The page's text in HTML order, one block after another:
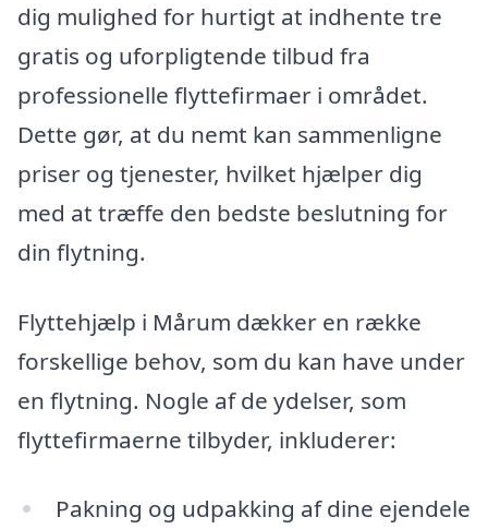
dig mulighed for hurtigt at indhente tre
gratis og uforpligtende tilbud fra
professionelle flyttefirmaer i området.
Dette gør, at du nemt kan sammenligne
priser og tjenester, hvilket hjælper dig
med at træffe den bedste beslutning for
din flytning.
Flyttehjælp i Mårum dækker en række
forskellige behov, som du kan have under
en flytning. Nogle af de ydelser, som
flyttefirmaerne tilbyder, inkluderer:
Pakning og udpakking af dine ejendele